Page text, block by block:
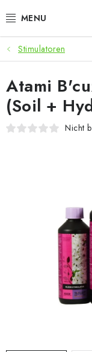
Inhalt
ANGEBOTE
LED
ANBAUBEDARF
SMARTER GARTEN
Geschäftsbewertung
Stimulatoren
Atami
(Soil +
Nicht